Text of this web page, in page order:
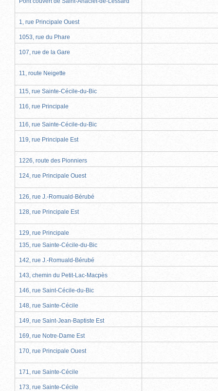
1, rue Principale Ouest
1053, rue du Phare
107, rue de la Gare
11, route Neigette
115, rue Sainte-Cécile-du-Bic
116, rue Principale
116, rue Sainte-Cécile-du-Bic
119, rue Principale Est
1226, route des Pionniers
124, rue Principale Ouest
126, rue J.-Romuald-Bérubé
128, rue Principale Est
129, rue Principale
135, rue Sainte-Cécile-du-Bic
142, rue J.-Romuald-Bérubé
143, chemin du Petit-Lac-Macpès
146, rue Saint-Cécile-du-Bic
148, rue Sainte-Cécile
149, rue Saint-Jean-Baptiste Est
169, rue Notre-Dame Est
170, rue Principale Ouest
171, rue Sainte-Cécile
173, rue Sainte-Cécile